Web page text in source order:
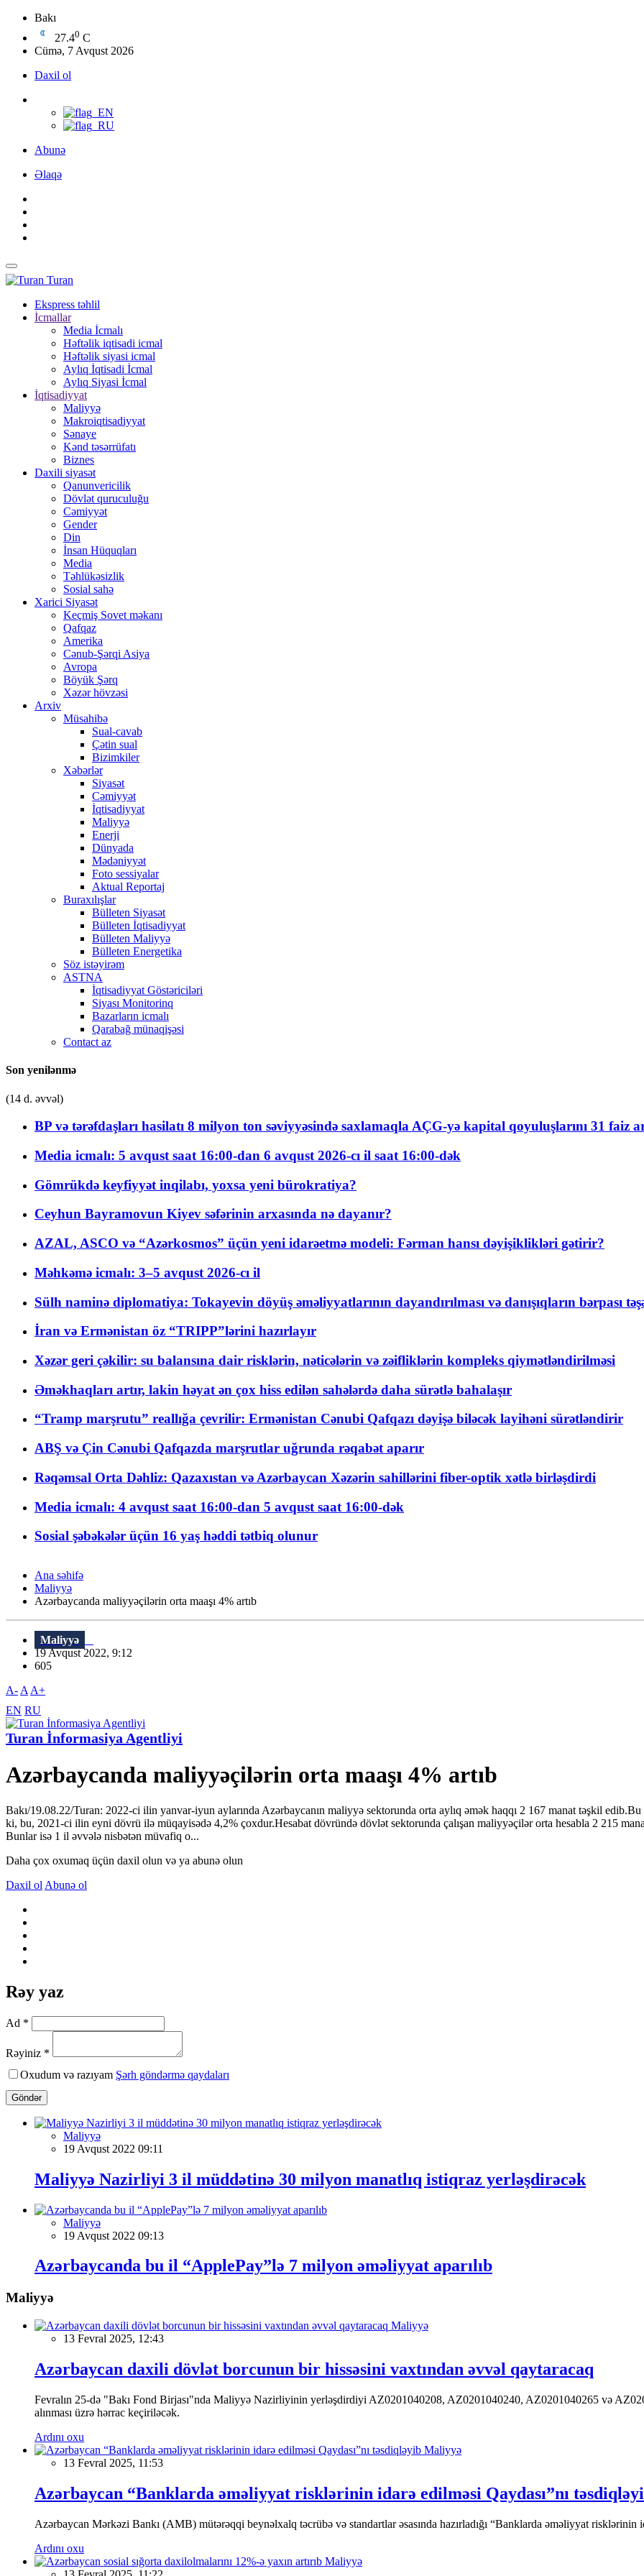
Bakı
27.40 C
Cümə, 7 Avqust 2026
Daxil ol
Abunə
Əlaqə
Turan
Ekspress təhlil
İcmallar
Media İcmalı
Həftəlik iqtisadi icmal
Həftəlik siyasi icmal
Aylıq İqtisadi İcmal
Aylıq Siyasi İcmal
İqtisadiyyat
Maliyyə
Makroiqtisadiyyat
Sənaye
Kənd təsərrüfatı
Biznes
Daxili siyasət
Qanunvericilik
Dövlət quruculuğu
Cəmiyyət
Gender
Din
İnsan Hüquqları
Media
Təhlükəsizlik
Sosial sahə
Xarici Siyasət
Keçmiş Sovet məkanı
Qafqaz
Amerika
Cənub-Şərqi Asiya
Avropa
Böyük Şərq
Xəzər hövzəsi
Arxiv
Müsahibə
Sual-cavab
Çətin sual
Bizimkiler
Xəbərlər
Siyasət
Cəmiyyət
İqtisadiyyat
Maliyyə
Enerji
Dünyada
Mədəniyyət
Foto sessiyalar
Aktual Reportaj
Buraxılışlar
Bülleten Siyasət
Bülleten İqtisadiyyat
Bülleten Maliyyə
Bülleten Energetika
Söz istəyirəm
ASTNA
İqtisadiyyat Göstəriciləri
Siyası Monitorinq
Bazarların icmalı
Qarabağ münaqişəsi
Contact az
Son yenilənmə
(14 d. əvvəl)
BP və tərəfdaşları hasilatı 8 milyon ton səviyyəsində saxlamaqla AÇG-yə kapital qoyuluşlarını 31 faiz
Media icmalı: 5 avqust saat 16:00-dan 6 avqust 2026-cı il saat 16:00-dək
Gömrükdə keyfiyyət inqilabı, yoxsa yeni bürokratiya?
Ceyhun Bayramovun Kiyev səfərinin arxasında nə dayanır?
AZAL, ASCO və “Azərkosmos” üçün yeni idarəetmə modeli: Fərman hansı dəyişiklikləri gətirir?
Məhkəmə icmalı: 3–5 avqust 2026-cı il
Sülh naminə diplomatiya: Tokayevin döyüş əməliyyatlarının dayandırılması və danışıqların bərpası
İran və Ermənistan öz “TRIPP”lərini hazırlayır
Xəzər geri çəkilir: su balansına dair risklərin, nəticələrin və zəifliklərin kompleks qiymətləndirilməsi
Əməkhaqları artır, lakin həyat ən çox hiss edilən sahələrdə daha sürətlə bahalaşır
“Tramp marşrutu” reallığa çevrilir: Ermənistan Cənubi Qafqazı dəyişə biləcək layihəni sürətləndirir
ABŞ və Çin Cənubi Qafqazda marşrutlar uğrunda rəqabət aparır
Rəqəmsal Orta Dəhliz: Qazaxıstan və Azərbaycan Xəzərin sahillərini fiber-optik xətlə birləşdirdi
Media icmalı: 4 avqust saat 16:00-dan 5 avqust saat 16:00-dək
Sosial şəbəkələr üçün 16 yaş həddi tətbiq olunur
Ana səhifə
Maliyyə
Azərbaycanda maliyyəçilərin orta maaşı 4% artıb
Maliyyə
19 Avqust 2022, 9:12
605
A- A A+
EN RU
Turan İnformasiya Agentliyi
Azərbaycanda maliyyəçilərin orta maaşı 4% artıb
Bakı/19.08.22/Turan: 2022-ci ilin yanvar-iyun aylarında Azərbaycanın maliyyə sektorunda orta aylıq əmək haqqı 2 167 manat təşkil
ki, bu, 2021-ci ilin eyni dövrü ilə müqayisədə 4,2% çoxdur.Hesabat dövründə dövlət sektorunda çalışan maliyyəçilər orta hesabla 2 215
Bunlar isə 1 il əvvələ nisbətən müvafiq o...
Daha çox oxumaq üçün daxil olun və ya abunə olun
Daxil ol Abunə ol
Rəy yaz
Ad *
Rəyiniz *
Oxudum və razıyam Şərh göndərmə qaydaları
Göndər
Maliyyə
19 Avqust 2022 09:11
Maliyyə Nazirliyi 3 il müddətinə 30 milyon manatlıq istiqraz yerləşdirəcək
Maliyyə
19 Avqust 2022 09:13
Azərbaycanda bu il “ApplePay”lə 7 milyon əməliyyat aparılıb
Maliyyə
Maliyyə
13 Fevral 2025, 12:43
Azərbaycan daxili dövlət borcunun bir hissəsini vaxtından əvvəl qaytaracaq
Fevralın 25-də "Bakı Fond Birjası"nda Maliyyə Nazirliyinin yerləşdirdiyi AZ0201040208, AZ0201040240, AZ0201040265 və
alınması üzrə hərrac keçiriləcək.
Ardını oxu
Maliyyə
13 Fevral 2025, 11:53
Azərbaycan “Banklarda əməliyyat risklərinin idarə edilməsi Qaydası”nı
Azərbaycan Mərkəzi Bankı (AMB) mütərəqqi beynəlxalq təcrübə və standartlar əsasında hazırladığı “Banklarda əməliyyat risklərinin
Ardını oxu
Maliyyə